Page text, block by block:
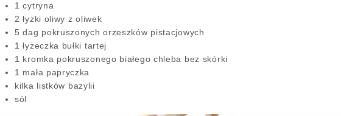
1 cytryna
2 łyżki oliwy z oliwek
5 dag pokruszonych orzeszków pistacjowych
1 łyżeczka bułki tartej
1 kromka pokruszonego białego chleba bez skórki
1 mała papryczka
kilka listków bazylii
sól